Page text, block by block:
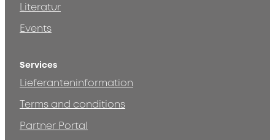
Literatur
Events
Services
Lieferanteninformation
Terms and conditions
Partner Portal